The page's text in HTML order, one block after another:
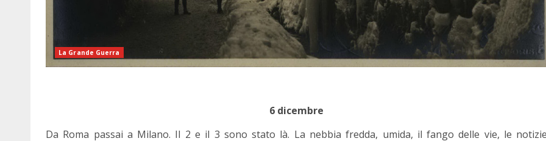
La Grande Guerra
6 dicembre
Da Roma passai a Milano. Il 2 e il 3 sono stato là. La nebbia fredda, umida, il fango delle vie, le notizie